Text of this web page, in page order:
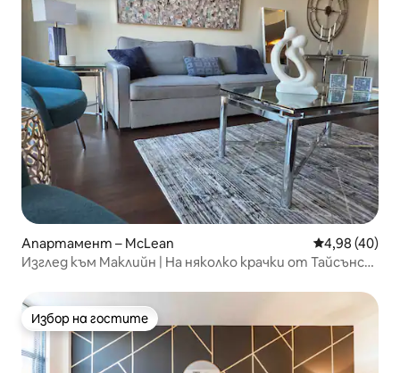
Апартамент – McLean Средна
4,98 (40)
Изглед към Маклийн | На няколко крачки от Тайсънс
Избор на гостите
Избор на гостите